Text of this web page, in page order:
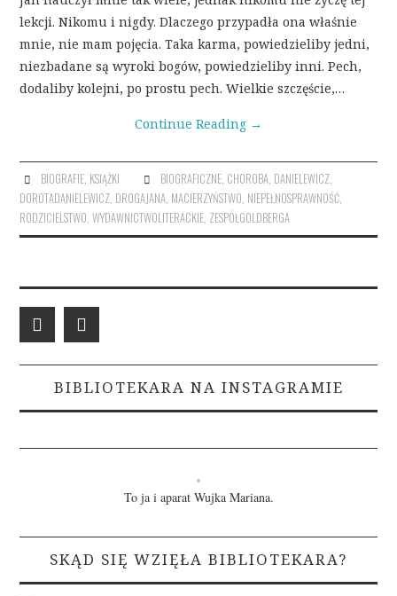
lekcji. Nikomu i nigdy. Dlaczego przypadła ona właśnie
mnie, nie mam pojęcia. Taka karma, powiedzieliby jedni,
niezbadane są wyroki bogów, powiedzieliby inni. Pech,
dodaliby kolejni, po prostu pech. Wielkie szczęście,…
Continue Reading →
BIOGRAFIE, KSIĄŻKI BIOGRAFICZNE, CHOROBA, DANIELEWICZ,
DOROTADANIELEWICZ DROGAJANA MACIERZYŃSTWO NIEPEŁNOSPRAWNOŚĆ
RODZICIELSTWO ,WYDAWNICTWOLITERACKIE ZESPÓŁGOLDBERGA
BIBLIOTEKARA NA INSTAGRAMIE
To ja i aparat Wujka Mariana.
SKĄD SIĘ WZIĘŁA BIBLIOTEKARA?